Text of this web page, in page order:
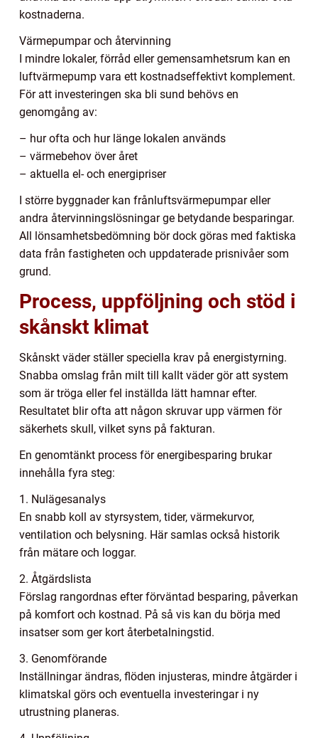
kostnaderna.
Värmepumpar och återvinning
I mindre lokaler, förråd eller gemensamhetsrum kan en
luftvärmepump vara ett kostnadseffektivt komplement.
För att investeringen ska bli sund behövs en
genomgång av:
– hur ofta och hur länge lokalen används
– värmebehov över året
– aktuella el- och energipriser
I större byggnader kan frånluftsvärmepumpar eller
andra återvinningslösningar ge betydande besparingar.
All lönsamhetsbedömning bör dock göras med faktiska
data från fastigheten och uppdaterade prisnivåer som
grund.
Process, uppföljning och stöd i
skånskt klimat
Skånskt väder ställer speciella krav på energistyrning.
Snabba omslag från milt till kallt väder gör att system
som är tröga eller fel inställda lätt hamnar efter.
Resultatet blir ofta att någon skruvar upp värmen för
säkerhets skull, vilket syns på fakturan.
En genomtänkt process för energibesparing brukar
innehålla fyra steg:
1. Nulägesanalys
En snabb koll av styrsystem, tider, värmekurvor,
ventilation och belysning. Här samlas också historik
från mätare och loggar.
2. Åtgärdslista
Förslag rangordnas efter förväntad besparing, påverkan
på komfort och kostnad. På så vis kan du börja med
insatser som ger kort återbetalningstid.
3. Genomförande
Inställningar ändras, flöden injusteras, mindre åtgärder i
klimatskal görs och eventuella investeringar i ny
utrustning planeras.